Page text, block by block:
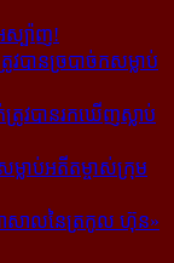
ស្ប៉ាញ!
វ​បាន​ច្របាច់ក​សម្លាប់​
រូវ​បាន​រក​ឃើញ​ស្លាប់​
ម្លាប់​អតីត​ម្ចាស់​ក្រុម​
សាល​នៃ​ត្រកូល ហ៊ុន»​